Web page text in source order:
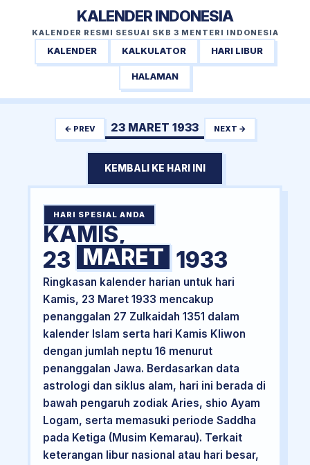
KALENDER INDONESIA
KALENDER RESMI SESUAI SKB 3 MENTERI INDONESIA
KALENDER KALKULATOR HARI LIBUR
HALAMAN
← PREV 23 MARET 1933 NEXT →
KEMBALI KE HARI INI
HARI SPESIAL ANDA
KAMIS,
23 MARET 1933
Ringkasan kalender harian untuk hari
Kamis, 23 Maret 1933 mencakup
penanggalan 27 Zulkaidah 1351 dalam
kalender Islam serta hari Kamis Kliwon
dengan jumlah neptu 16 menurut
penanggalan Jawa. Berdasarkan data
astrologi dan siklus alam, hari ini berada di
bawah pengaruh zodiak Aries, shio Ayam
Logam, serta memasuki periode Saddha
pada Ketiga (Musim Kemarau). Terkait
keterangan libur nasional atau hari besar,